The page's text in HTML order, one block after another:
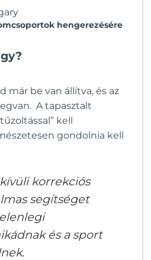
hengerezésére
már be van állítva, és az
A tapasztalt
kell
gondolnia kell
korrekciós
segítséget
és a sport